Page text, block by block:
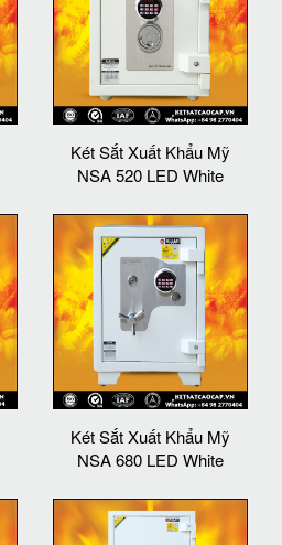
Két Sắt Xuất Khẩu Mỹ
NSA 520 LED White
Két Sắt Xuất Khẩu Mỹ
NSA 680 LED White